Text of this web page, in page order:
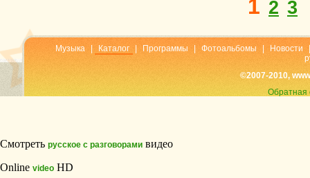
1 2 3
Музыка Каталог Программы Фотоальбомы Новости
©2007-2010,
Обратная
Смотреть русское с разговорами видео
Online video HD